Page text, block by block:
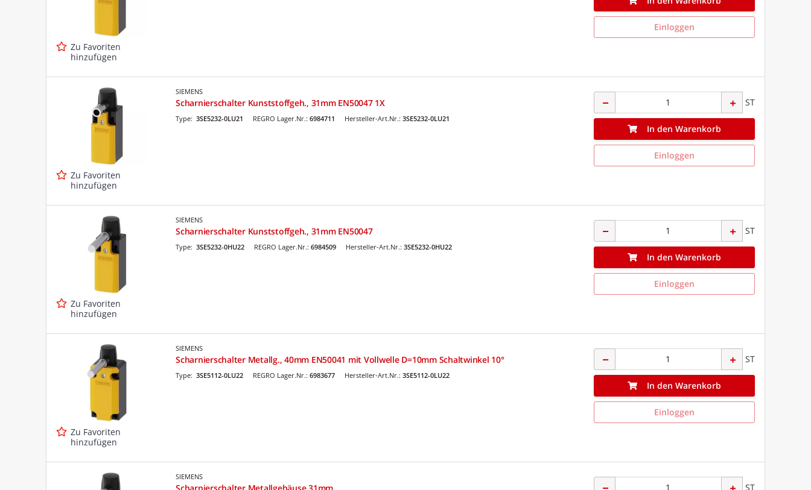
Zu Favoriten
hinzufügen
Einloggen
Zu Favoriten
hinzufügen
SIEMENS
Scharnierschalter Kunststoffgeh., 31mm EN50047 1X
REGRO Lager.Nr.: 6984711
Type: 3SE5232-0LU21 Hersteller-Art.Nr.: 3SE5232-0LU21
ST
In den Warenkorb
Einloggen
Zu Favoriten
hinzufügen
SIEMENS
Scharnierschalter Kunststoffgeh., 31mm EN50047
REGRO Lager.Nr.: 6984509
Type: 3SE5232-0HU22 Hersteller-Art.Nr.: 3SE5232-0HU22
ST
In den Warenkorb
Einloggen
Zu Favoriten
hinzufügen
SIEMENS
Scharnierschalter Metallg., 40mm EN50041 mit Vollwelle D=10mm Schaltwinkel 10°
REGRO Lager.Nr.: 6983677
Type: 3SE5112-0LU22 Hersteller-Art.Nr.: 3SE5112-0LU22
ST
In den Warenkorb
Einloggen
SIEMENS
ST